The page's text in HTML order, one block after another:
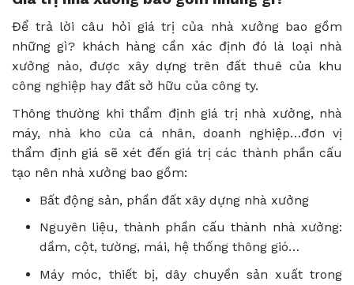
Để trả lời câu hỏi giá trị của nhà xưởng bao gồm
những gì? khách hàng cần xác định đó là loại nhà
xưởng nào, được xây dựng trên đất thuê của khu
công nghiệp hay đất sở hữu của công ty.
Thông thường khi thẩm định giá trị nhà xưởng, nhà
máy, nhà kho của cá nhân, doanh nghiệp…đơn vị
thẩm định giá sẽ xét đến giá trị các thành phần cấu
tạo nên nhà xưởng bao gồm:
Bất động sản, phần đất xây dựng nhà xưởng
Nguyên liệu, thành phần cấu thành nhà xưởng:
dầm, cột, tường, mái, hệ thống thông gió…
Máy móc, thiết bị, dây chuyền sản xuất trong